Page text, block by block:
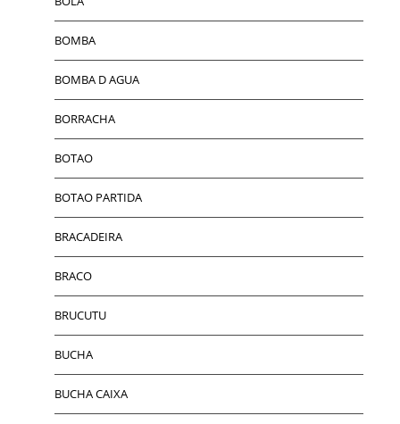
BOMBA
BOMBA D AGUA
BORRACHA
BOTAO
BOTAO PARTIDA
BRACADEIRA
BRACO
BRUCUTU
BUCHA
BUCHA CAIXA